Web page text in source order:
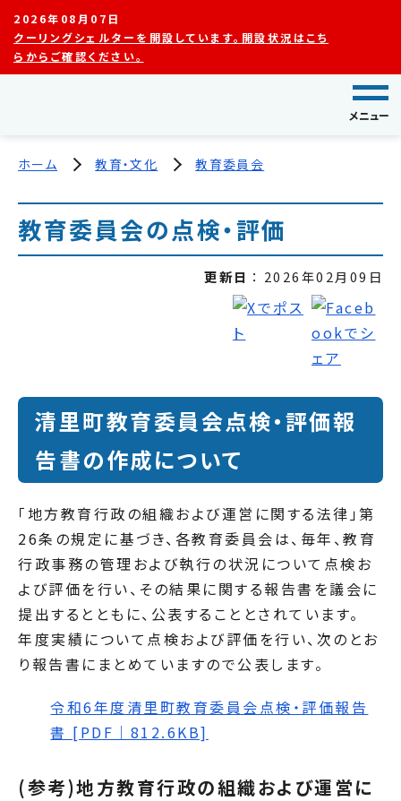
2026年08月07日
クーリングシェルターを開設しています。開設状況はこち
らからご確認ください。
メニュー
ホーム 教育・文化 教育委員会
教育委員会の点検・評価
更新日 2026年02月09日
清里町教育委員会点検・評価報
告書の作成について
「地方教育行政の組織および運営に関する法律」第
26条の規定に基づき、各教育委員会は、毎年、教育
行政事務の管理および執行の状況について点検お
よび評価を行い、その結果に関する報告書を議会に
提出するとともに、公表することとされています。
年度実績について点検および評価を行い、次のとお
り報告書にまとめていますので公表します。
令和6年度清里町教育委員会点検・評価報告
書 [PDF｜812.6KB]
(参考)地方教育行政の組織および運営に